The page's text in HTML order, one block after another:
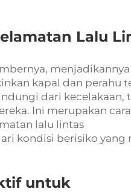
Lalu
menjadikannya
kapal dan perahu
dari kecelakaan,
Ini merupakan
lalu lintas
kondisi berisiko yang
untuk